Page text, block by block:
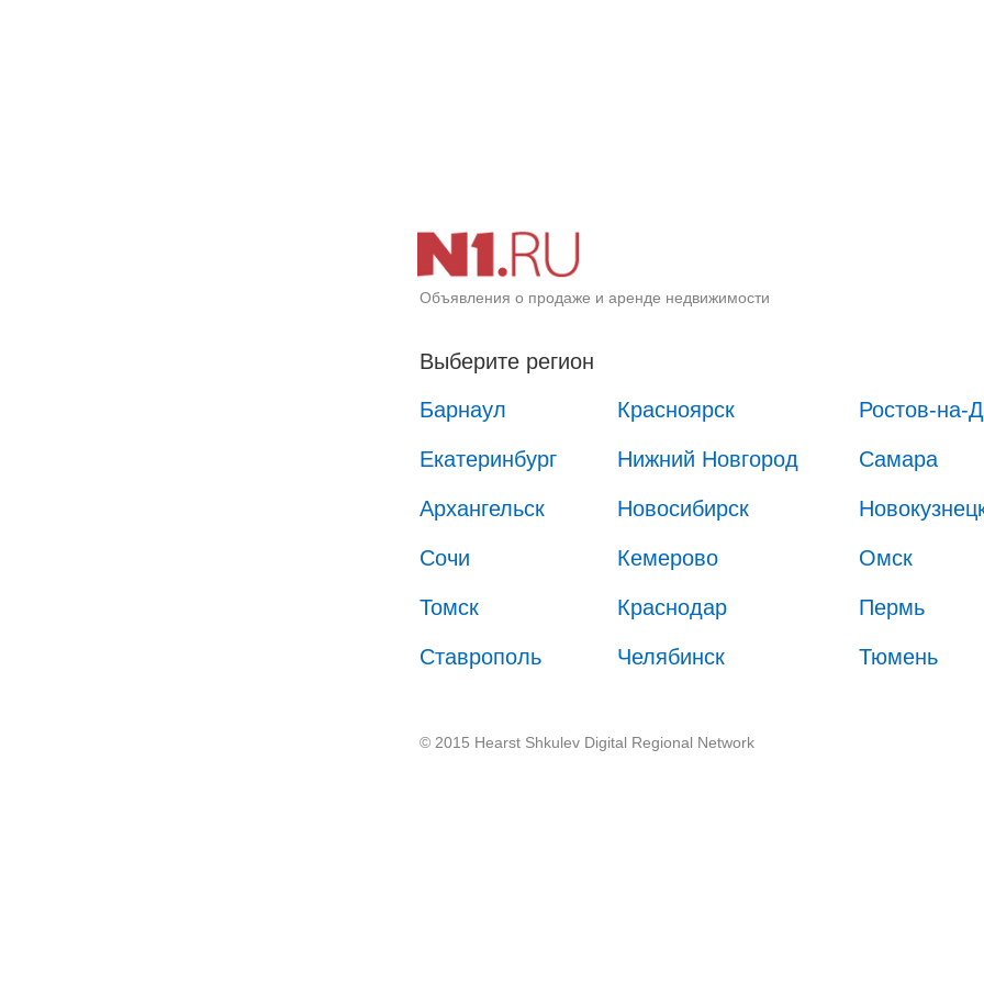
Объявления о продаже и аренде недвижимости
Выберите регион
Барнаул
Красноярск Ростов-на-
Екатеринбург Нижний Новгород Самара
Архангельск Новосибирск
Сочи Кемерово Омск
Томск Краснодар Пермь
Ставрополь Челябинск Тюмень
© 2015 Hearst Shkulev Digital Regional Network